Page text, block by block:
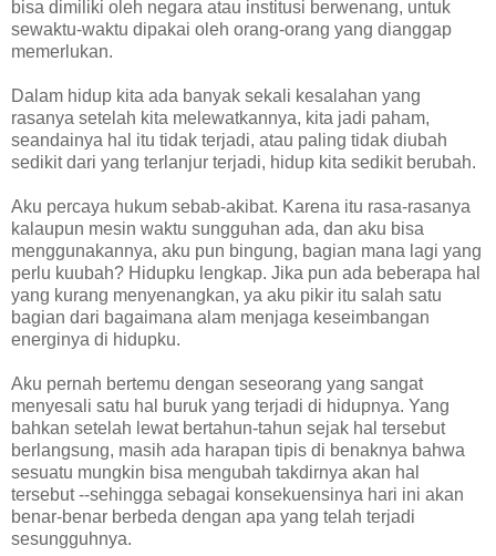
bisa dimiliki oleh negara atau institusi berwenang, untuk
sewaktu-waktu dipakai oleh orang-orang yang dianggap
memerlukan.
Dalam hidup kita ada banyak sekali kesalahan yang
rasanya setelah kita melewatkannya, kita jadi paham,
seandainya hal itu tidak terjadi, atau paling tidak diubah
sedikit dari yang terlanjur terjadi, hidup kita sedikit berubah.
Aku percaya hukum sebab-akibat. Karena itu rasa-rasanya
kalaupun mesin waktu sungguhan ada, dan aku bisa
menggunakannya, aku pun bingung, bagian mana lagi yang
perlu kuubah? Hidupku lengkap. Jika pun ada beberapa hal
yang kurang menyenangkan, ya aku pikir itu salah satu
bagian dari bagaimana alam menjaga keseimbangan
energinya di hidupku.
Aku pernah bertemu dengan seseorang yang sangat
menyesali satu hal buruk yang terjadi di hidupnya. Yang
bahkan setelah lewat bertahun-tahun sejak hal tersebut
berlangsung, masih ada harapan tipis di benaknya bahwa
sesuatu mungkin bisa mengubah takdirnya akan hal
tersebut --sehingga sebagai konsekuensinya hari ini akan
benar-benar berbeda dengan apa yang telah terjadi
sesungguhnya.